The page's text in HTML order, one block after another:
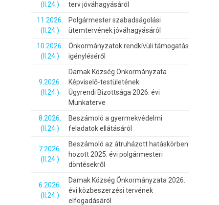
(II.24.)
terv jóváhagyásáról
11.2026.
(II.24.)
Polgármester szabadságolási
ütemtervének jóváhagyásáról
10.2026.
(II.24.)
Önkormányzatok rendkívüli támogatás
igényléséről
9.2026.
(II.24.)
Damak Község Önkormányzata
Képviselő-testületének
Ügyrendi Bizottsága 2026. évi
Munkaterve
8.2026.
(II.24.)
Beszámoló a gyermekvédelmi
feladatok ellátásáról
7.2026.
(II.24.)
Beszámoló az átruházott hatáskörben
hozott 2025. évi polgármesteri
döntésekről
6.2026.
(II.24.)
Damak Község Önkormányzata 2026.
évi közbeszerzési tervének
elfogadásáról